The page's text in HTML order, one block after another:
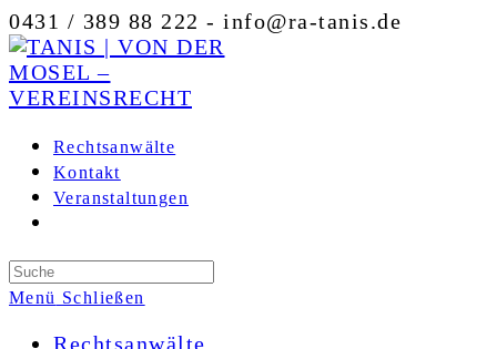
Zum
Inhalt
springen
0431 / 389 88 222 - info@ra-tanis.de
Rechtsanwälte
Kontakt
Veranstaltungen
search
Menü Schließen
Rechtsanwälte